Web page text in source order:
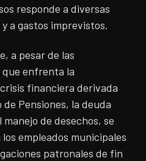
responde a diversas
a gastos imprevistos.
a pesar de las
enfrenta la
financiera derivada
Pensiones, la deuda
de desechos, se
empleados municipales
patronales de fin